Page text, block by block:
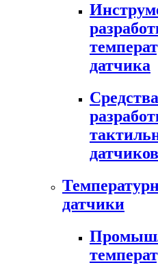
датчика
Средства
датчиков
датчики